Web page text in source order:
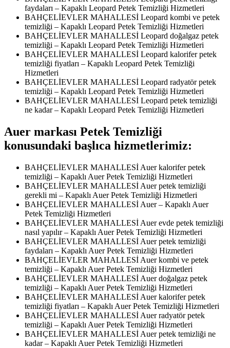
faydaları – Kapaklı Leopard Petek Temizliği Hizmetleri
BAHÇELİEVLER MAHALLESİ Leopard kombi ve petek
temizliği – Kapaklı Leopard Petek Temizliği Hizmetleri
BAHÇELİEVLER MAHALLESİ Leopard doğalgaz petek
temizliği – Kapaklı Leopard Petek Temizliği Hizmetleri
BAHÇELİEVLER MAHALLESİ Leopard kalorifer petek
temizliği fiyatları – Kapaklı Leopard Petek Temizliği
Hizmetleri
BAHÇELİEVLER MAHALLESİ Leopard radyatör petek
temizliği – Kapaklı Leopard Petek Temizliği Hizmetleri
BAHÇELİEVLER MAHALLESİ Leopard petek temizliği
ne kadar – Kapaklı Leopard Petek Temizliği Hizmetleri
Auer markası Petek Temizliği
konusundaki başlıca hizmetlerimiz:
BAHÇELİEVLER MAHALLESİ Auer kalorifer petek
temizliği – Kapaklı Auer Petek Temizliği Hizmetleri
BAHÇELİEVLER MAHALLESİ Auer petek temizliği
gerekli mi – Kapaklı Auer Petek Temizliği Hizmetleri
BAHÇELİEVLER MAHALLESİ Auer – Kapaklı Auer
Petek Temizliği Hizmetleri
BAHÇELİEVLER MAHALLESİ Auer evde petek temizliği
nasıl yapılır – Kapaklı Auer Petek Temizliği Hizmetleri
BAHÇELİEVLER MAHALLESİ Auer petek temizliği
faydaları – Kapaklı Auer Petek Temizliği Hizmetleri
BAHÇELİEVLER MAHALLESİ Auer kombi ve petek
temizliği – Kapaklı Auer Petek Temizliği Hizmetleri
BAHÇELİEVLER MAHALLESİ Auer doğalgaz petek
temizliği – Kapaklı Auer Petek Temizliği Hizmetleri
BAHÇELİEVLER MAHALLESİ Auer kalorifer petek
temizliği fiyatları – Kapaklı Auer Petek Temizliği Hizmetleri
BAHÇELİEVLER MAHALLESİ Auer radyatör petek
temizliği – Kapaklı Auer Petek Temizliği Hizmetleri
BAHÇELİEVLER MAHALLESİ Auer petek temizliği ne
kadar – Kapaklı Auer Petek Temizliği Hizmetleri